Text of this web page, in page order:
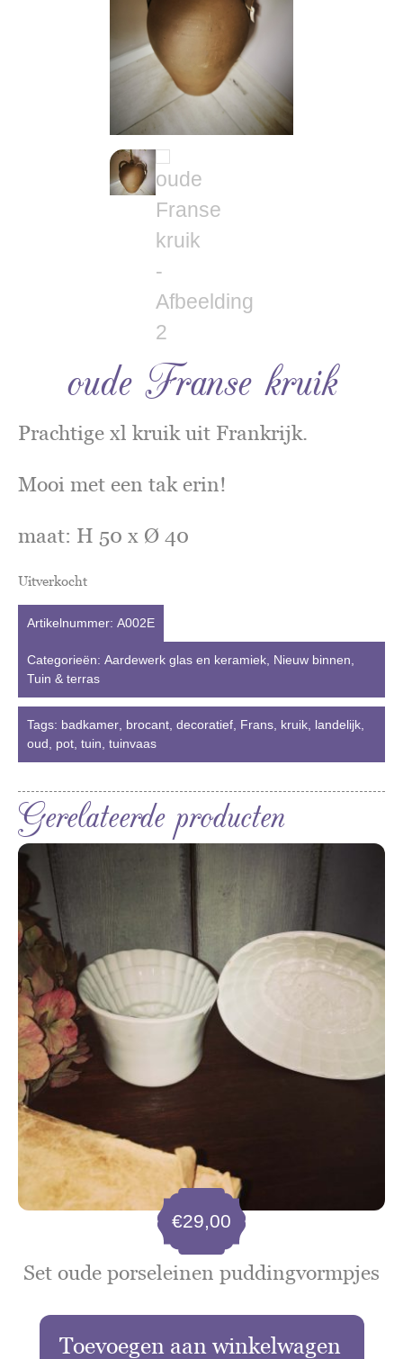
oude Franse kruik
Prachtige xl kruik uit Frankrijk.
Mooi met een tak erin!
maat: H 50 x Ø 40
Uitverkocht
Artikelnummer: A002E
Categorieën: Aardewerk glas en keramiek Nieuw binnen
Tuin & terras
Tags: badkamer brocant decoratief Frans kruik landelijk
oud
pot tuin tuinvaas
Gerelateerde producten
Set oude porseleinen puddingvormpjes
€29,00
Toevoegen aan winkelwagen